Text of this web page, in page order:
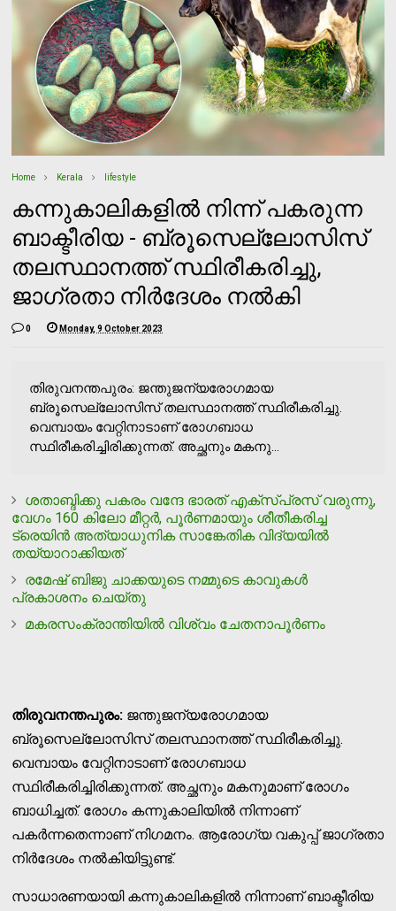
Home Kerala lifestyle
കന്നുകാലികളില്‍ നിന്ന് പകരുന്ന
ബാക്ടീരിയ - ബ്രൂസെല്ലോസിസ്
തലസ്ഥാനത്ത് സ്ഥിരീകരിച്ചു,
ജാഗ്രതാ നിര്‍ദേശം നല്‍കി
0 Monday, 9 October 2023
തിരുവനന്തപുരം: ജന്തുജന്യരോഗമായ
ബ്രൂസെല്ലോസിസ് തലസ്ഥാനത്ത് സ്ഥിരീകരിച്ചു.
വെമ്പായം വേറ്റിനാടാണ് രോഗബാധ
സ്ഥിരീകരിച്ചിരിക്കുന്നത്. അച്ഛനും മകനു...
ശതാബ്ദിക്കു പകരം വന്ദേ ഭാരത് എക്‌സ്പ്രസ് വരുന്നു,
വേഗം 160 കിലോ മീറ്റര്‍, പൂര്‍ണമായും ശീതീകരിച്ച
ട്രെയിന്‍ അത്യാധുനിക സാങ്കേതിക വിദ്യയില്‍
തയ്യാറാക്കിയത്
രമേഷ് ബിജു ചാക്കയുടെ നമ്മുടെ കാവുകള്‍
പ്രകാശനം ചെയ്തു
മകരസംക്രാന്തിയില്‍ വിശ്വം ചേതനാപൂര്‍ണം
തിരുവനന്തപുരം: ജന്തുജന്യരോഗമായ
ബ്രൂസെല്ലോസിസ് തലസ്ഥാനത്ത് സ്ഥിരീകരിച്ചു.
വെമ്പായം വേറ്റിനാടാണ് രോഗബാധ
സ്ഥിരീകരിച്ചിരിക്കുന്നത്. അച്ഛനും മകനുമാണ് രോഗം
ബാധിച്ചത്. രോഗം കന്നുകാലിയില്‍ നിന്നാണ്
പകര്‍ന്നതെന്നാണ് നിഗമനം. ആരോഗ്യ വകുപ്പ് ജാഗ്രതാ
നിര്‍ദേശം നല്‍കിയിട്ടുണ്ട്.
സാധാരണയായി കന്നുകാലികളില്‍ നിന്നാണ് ബാക്ടീരിയ